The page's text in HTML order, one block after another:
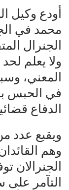
أودع وكيل
محمد في
الجنرال
ولا يعلم
المعني،
في الحبس
الدفاع
ويقبع عدد
وهم
التآمر